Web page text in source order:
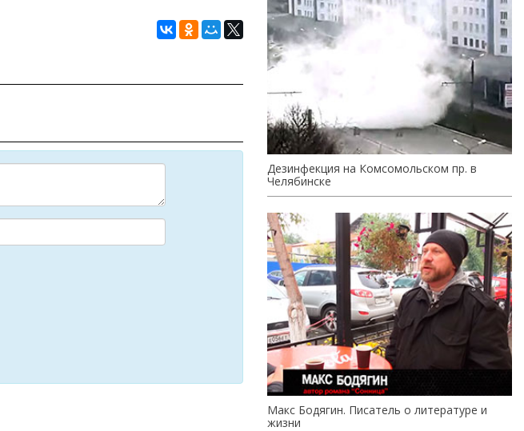
Дезинфекция на Комсомольском пр. в
Челябинске
Макс Бодягин. Писатель о литературе и
жизни